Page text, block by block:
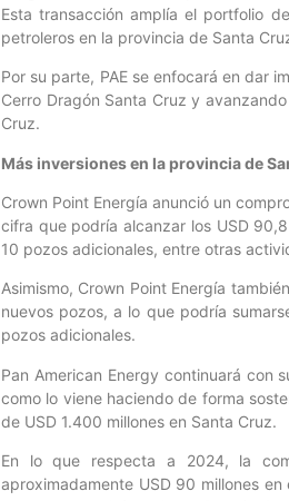
Esta transacción amplía el portfolio
petroleros en la provincia de Santa
Por su parte, PAE se enfocará en dar
Cerro Dragón Santa Cruz y
Cruz.
Más inversiones en la provincia de
Crown Point Energía anunció un
cifra que podría alcanzar los USD
10 pozos adicionales, entre otras
Asimismo, Crown Point Energía
nuevos pozos, a lo que podría
pozos adicionales.
Pan American Energy continuará con
como lo viene haciendo de forma
de USD 1.400 millones en Santa Cruz.
En lo que respecta a 2024, la
aproximadamente USD 90 millones